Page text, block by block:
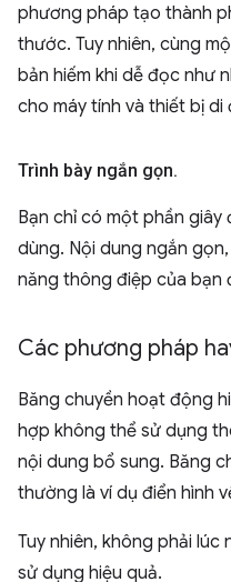
phương pháp tạo thành
thước. Tuy nhiên, cùng
bản hiếm khi dễ đọc như
cho máy tính và thiết bị di
Trình bày ngắn gọn.
Bạn chỉ có một phần
dùng. Nội dung ngắn
năng thông điệp của bạn
Các phương pháp
Băng chuyền hoạt động
hợp không thể sử dụng
nội dung bổ sung. Băng
thường là ví dụ điển hình
Tuy nhiên, không phải
sử dụng hiệu quả.